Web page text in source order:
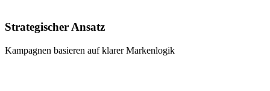
Strategischer Ansatz
Kampagnen basieren auf klarer Markenlogik